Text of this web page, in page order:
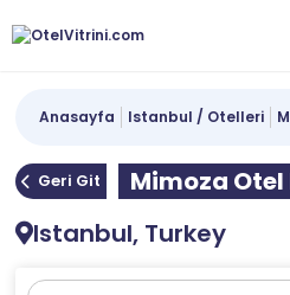
Anasayfa Istanbul / Otelleri
Geri Git
Mimoza
Istanbul, Turkey